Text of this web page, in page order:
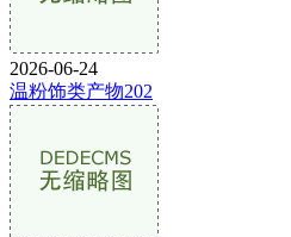
2026-06-24
温粉饰类产物202